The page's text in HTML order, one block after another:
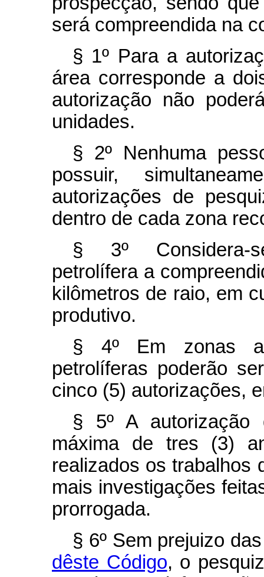
será compreendida na
§ 1º Para a
área corresponde a
autorização não
unidades.
§ 2º Nenhuma
possuir,
autorizações de
dentro de cada zona
§ 3º Considera-
petrolífera a
kilômetros de raio, em
produtivo.
§ 4º Em zonas
petrolíferas poderão
cinco (5) autorizações,
§ 5º A autorização
máxima de tres (3)
realizados os trabalhos
mais investigações
prorrogada.
§ 6º Sem prejuizo
dêste Código, o